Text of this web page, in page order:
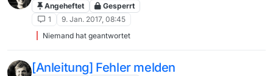
Angeheftet
Gesperrt
1
9. Jan. 2017, 08:45
Niemand hat geantwortet
[Anleitung] Fehler melden